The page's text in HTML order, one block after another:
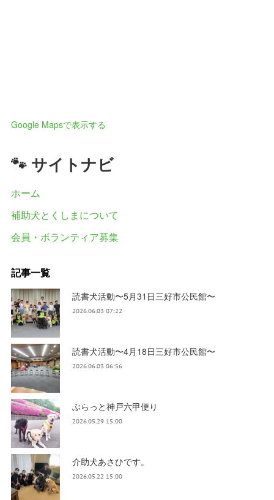
Google Mapsで表示する
🐾 サイトナビ
ホーム
補助犬とくしまについて
会員・ボランティア募集
記事一覧
読書犬活動〜5月31日三好市公民館〜
2026.06.03 07:22
読書犬活動〜4月18日三好市公民館〜
2026.06.03 06:56
ぶらっと神戸六甲便り
2026.05.29 15:00
介助犬あさひです。
2026.05.22 15:00